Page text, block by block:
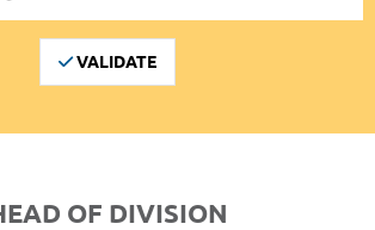
VALIDATE
OF DIVISION